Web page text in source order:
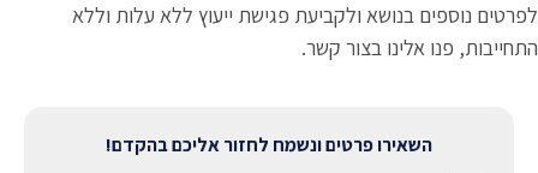
פגישת ייעוץ ללא עלות וללא
קשר.
ונשמח לחזור אליכם בהקדם!